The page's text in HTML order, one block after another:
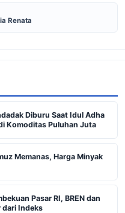
Renata
Diburu Saat Idul Adha
Komoditas Puluhan Juta
Memanas, Harga Minyak
Pasar RI, BREN dan
dari Indeks